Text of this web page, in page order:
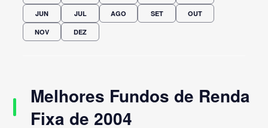
JUN JUL AGO SET OUT
NOV DEZ
Melhores Fundos de Renda
Fixa de 2004